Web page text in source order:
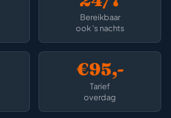
Bereikbaar
ook 's nachts
€95,-
Tarief
overdag